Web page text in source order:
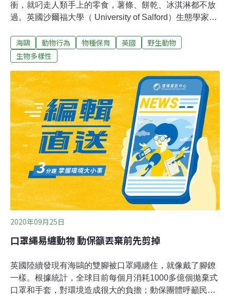
衝，就叼走人類手上的零食，薯條、餅乾、冰淇淋都不放
過。英國沙爾福大學（ University of Salford）生態學家萊
花八門，從三明治、泡芙、魚類、海星，再到各種鳥類、
小型哺乳類，甚至連鼴鼠和兔子都「慘遭不測」。萊斯利
譯為海鷗進食），計畫內容相當簡單，即是請求全球民眾
提供他們所拍到海鷗吃東西的畫面，而且禁止蓄意餵食的
照片。萊斯利告訴《BBC》，他常在社群媒體上看到海鷗
吃各種奇妙食物的照片，因此想出這個點子。「透過了解
海鷗的食性，我們能知道更多牠們的行為、在生態系的角
色，以及在這個變動世界中面臨的壓力。」全球暖化導致
海洋變化、人類過度捕撈造成食物減少、禽流感蔓延等，
正威脅海鷗生存。英國海鷗的數量正在下降
海鷗 動物行為 物種保育 英國
野生動物
生物多樣性
2020年09月25日
口罩繩易纏動物 動保籲丟棄前先剪掉
英國陸續發現有海鷗的雙腳被口罩繩纏住，就像戴了腳鐐
一樣。根據統計，全球目前每個月消耗1000多億個拋棄式
口罩和手套，對環境造成很大的負擔；動保團體呼籲民眾